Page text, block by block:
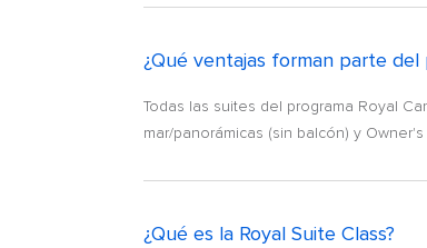
¿Qué ventajas forman parte del
Todas las suites del programa Royal
mar/panorámicas (sin balcón) y
¿Qué es la Royal Suite Class?